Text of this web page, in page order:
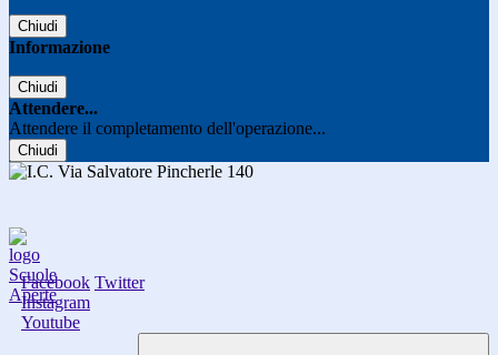
Chiudi
Informazione
Chiudi
Attendere...
Attendere il completamento dell'operazione...
Chiudi
Facebook Twitter
Instagram
Youtube